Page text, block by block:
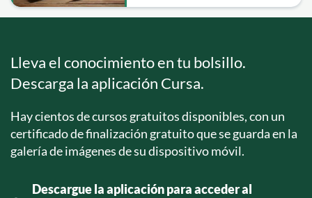
Lleva el conocimiento en tu bolsillo.
Descarga la aplicación Cursa.
Hay cientos de cursos gratuitos disponibles, con un
certificado de finalización gratuito que se guarda en la
galería de imágenes de su dispositivo móvil.
Descargue la aplicación para acceder al